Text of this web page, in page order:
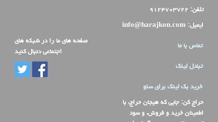
تلفن: ۹۱۲۴۷۰۳۷۲۲
ایمیل: info@harajkon.com
تماس با ما
تبادل لینک
خرید بک لینک برای سئو
حراج کن: جایی که هیجان حراج، با
اطمینان خرید و فروش، و سود
صفحه های ما را در شبکه های
اجتماعی دنبال کنید